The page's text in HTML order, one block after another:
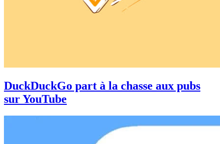
DuckDuckGo part à la chasse aux pubs
sur YouTube